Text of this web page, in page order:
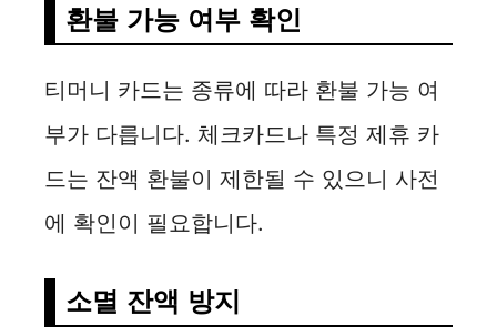
환불 가능 여부 확인
티머니 카드는 종류에 따라 환불 가능 여
부가 다릅니다. 체크카드나 특정 제휴 카
드는 잔액 환불이 제한될 수 있으니 사전
에 확인이 필요합니다.
소멸 잔액 방지